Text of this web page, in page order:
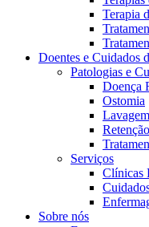
Em diálogo com a
Terapia
Doentes e Cuidados
Patologias e
Doença
Ostomia
Serviços
Clínicas
Sobre nós